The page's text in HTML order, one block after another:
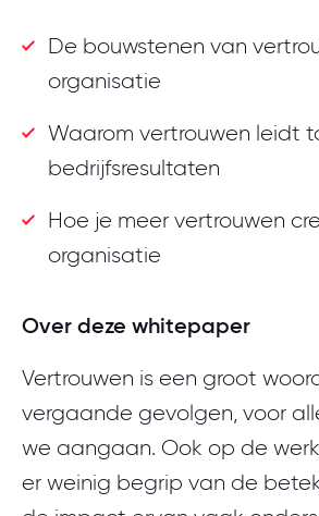
De bouwstenen van
organisatie
Waarom vertrouwen leidt
bedrijfsresultaten
Hoe je meer vertrouwen
organisatie
Over deze whitepaper
Vertrouwen is een groot
vergaande gevolgen, voor
we aangaan. Ook op de
er weinig begrip van de